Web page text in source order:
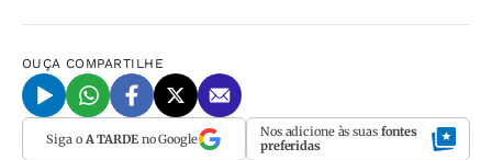
OUÇA COMPARTILHE
Siga o A TARDEno Google Nos adicione às suas fontes
preferidas